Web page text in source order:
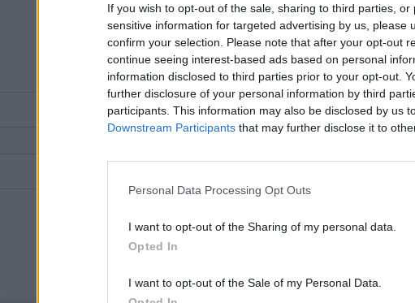
If you wish to opt-out of the sale, sharing to third parties,
sensitive information for targeted advertising by us, please
confirm your selection. Please note that after your opt-out
continue seeing interest-based ads based on personal
information disclosed to third parties prior to your opt-out.
further disclosure of your personal information by third
participants. This information may also be disclosed by us
Downstream Participants that may further disclose it to
Personal Data Processing Opt Outs
I want to opt-out of the Sharing of my personal data.
Opted In
I want to opt-out of the Sale of my Personal Data.